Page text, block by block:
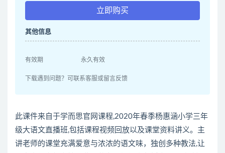
立即购买
其他信息
有效期 永久有效
下载遇到问题？可联系客服或留言反馈
此课件来自于学而思官网课程,2020年春季杨惠涵小学三年
级大语文直播班,包括课程视频回放以及课堂资料讲义。主
讲老师的课堂充满爱意与浓浓的语文味，独创多种教法,让